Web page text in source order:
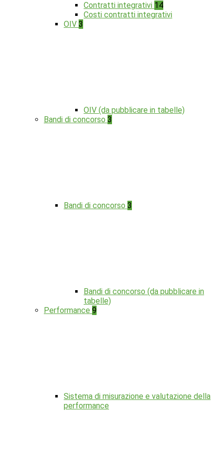
Contratti integrativi 14
Costi contratti integrativi
OIV 3
OIV (da pubblicare in tabelle)
Bandi di concorso 3
Bandi di concorso 3
Bandi di concorso (da pubblicare in
tabelle)
Performance 9
Sistema di misurazione e valutazione della
performance